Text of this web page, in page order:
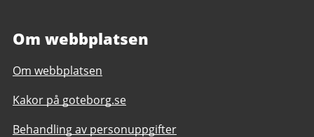
Om webbplatsen
Om webbplatsen
Kakor på goteborg.se
Behandling av personuppgifter